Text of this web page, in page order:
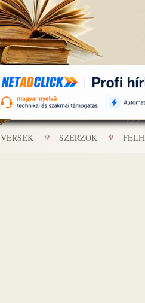
VERSEK SZERZŐK